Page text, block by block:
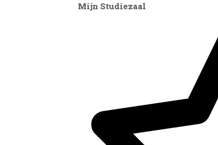
Mijn Studiezaal